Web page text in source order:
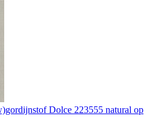
Dolce 223555 natural op